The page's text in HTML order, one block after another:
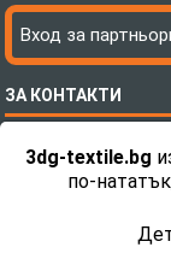
3dg-textile.bg
по-
Тениски с
Хавлиени кърпи
Пончо за водни
Микрофибърни
Детски пончота
Технология на
Файлове за печат
Как да поръчам?
С какво сме
Контакти
Политика за
Вход за
ЗА КОНТАКТИ
Телефон:0892